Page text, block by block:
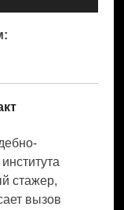
стажер,
вызов